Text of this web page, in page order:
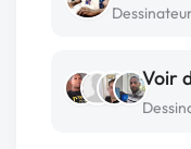
Voir